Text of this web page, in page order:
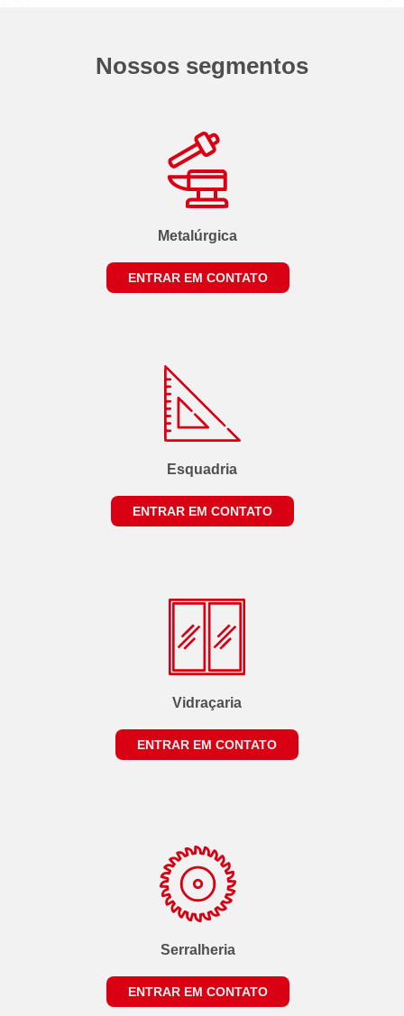
Nossos segmentos
Metalúrgica
ENTRAR EM CONTATO
Esquadria
ENTRAR EM CONTATO
Vidraçaria
ENTRAR EM CONTATO
Serralheria
ENTRAR EM CONTATO